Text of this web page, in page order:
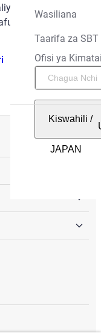
Wasiliana
Taarifa za SBT
Ofisi ya
Kiswahili /
kwa kutumia